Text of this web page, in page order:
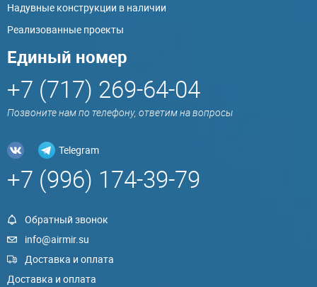
Надувные конструкции в наличии
Реализованные проекты
Единый номер
+7 (717) 269-64-04
Позвоните нам по телефону, ответим на вопросы
Telegram
+7 (996) 174-39-79
Обратный звонок
info@airmir.su
Доставка и оплата
Доставка и оплата